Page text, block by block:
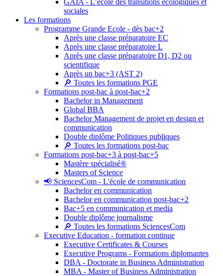
GAIA - L’école des transitions écologiques et
sociales
Les formations
Programme Grande Ecole - dès bac+2
Après une classe préparatoire EC
Après une classe préparatoire L
Après une classe préparatoire D1, D2 ou
scientifique
Après un bac+3 (AST 2)
🔎 Toutes les formations PGE
Formations post-bac à post-bac+2
Bachelor in Management
Global BBA
Bachelor Management de projet en design et
communication
Double diplôme Politiques publiques
🔎 Toutes les formations post-bac
Formations post-bac+3 à post-bac+5
Mastère spécialisé®
Masters of Science
📢 SciencesCom - L'école de communication
Bachelor en communication
Bachelor en communication post-bac+2
Bac+5 en communication et media
Double diplôme journalisme
🔎 Toutes les formations SciencesCom
Executive Education - formation continue
Executive Certificates & Courses
Executive Programs - Formations diplomantes
DBA - Doctorate in Business Administration
MBA - Master of Business Administration